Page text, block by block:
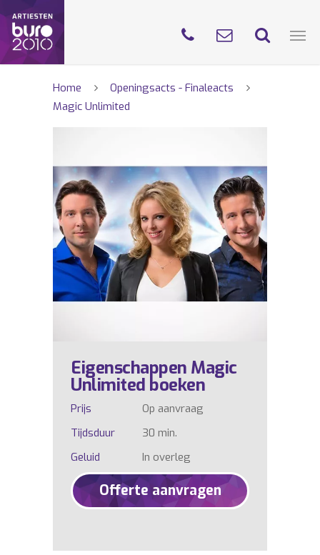
Home
Openingsacts - Finaleacts
Magic Unlimited
Eigenschappen Magic
Unlimited boeken
Prijs
Op aanvraag
Tijdsduur
30 min.
Geluid
In overleg
Offerte aanvragen